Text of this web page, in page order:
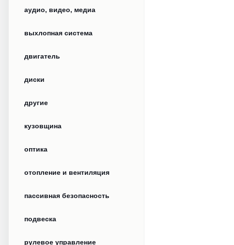
аудио, видео, медиа
выхлопная система
двигатель
диски
другие
кузовщина
оптика
отопление и вентиляция
пассивная безопасность
подвеска
рулевое управление